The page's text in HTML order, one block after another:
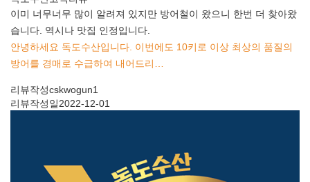
이미 너무너무 많이 알려져 있지만 방어철이 왔으니 한번 더 찾아왔
습니다. 역시나 맛집 인정입니다.
안녕하세요 독도수산입니다. 이번에도 10키로 이상 최상의 품질의
방어를 경매로 수급하여 내어드리…
리뷰작성cskwogun1
리뷰작성일2022-12-01